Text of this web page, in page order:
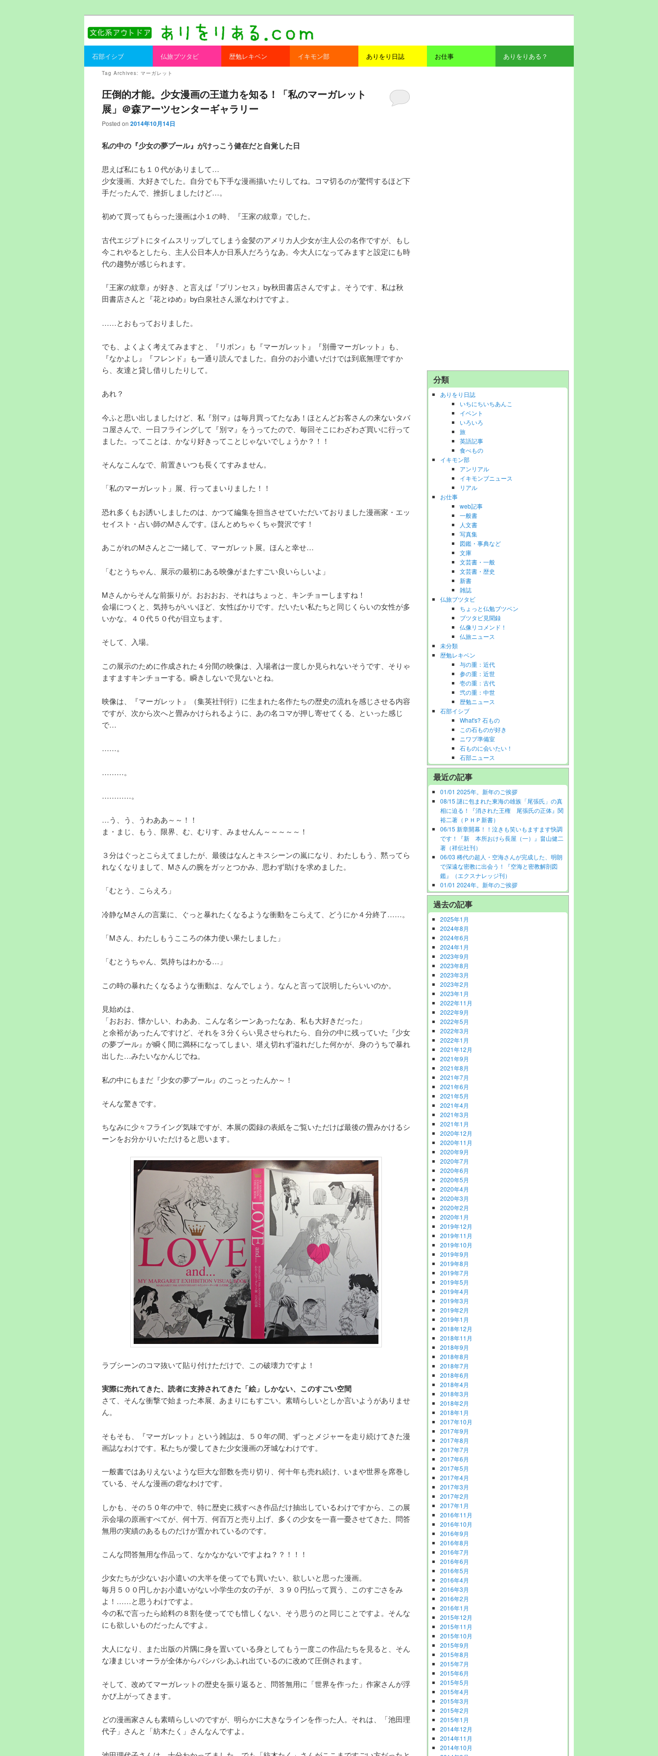
ありをりある.com
書を持ってそとへ出よう。
Main menu
Skip to primary content
Skip to secondary content
石部イシブ 仏旅ブツタビ 歴勉レキベン イキモン部 ありをり日誌 お仕事 ありをりある？
Tag Archives: マーガレット
圧倒的才能。少女漫画の王道力を知る！「私のマーガレット
展」＠森アーツセンターギャラリー
Posted on 2014年10月14日
私の中の『少女の夢プール』がけっこう健在だと自覚した日
思えば私にも１０代がありまして…
少女漫画、大好きでした。自分でも下手な漫画描いたりしてね。コマ切るのが驚愕するほど下
手だったんで、挫折しましたけど…。
初めて買ってもらった漫画は小１の時、『王家の紋章』でした。
古代エジプトにタイムスリップしてしまう金髪のアメリカ人少女が主人公の名作ですが、もし
今これやるとしたら、主人公日本人か日系人だろうなあ。今大人になってみますと設定にも時
代の趨勢が感じられます。
『王家の紋章』が好き、と言えば『プリンセス』by秋田書店さんですよ。そうです、私は秋
田書店さんと『花とゆめ』by白泉社さん派なわけですよ。
……とおもっておりました。
でも、よくよく考えてみますと、『リボン』も『マーガレット』『別冊マーガレット』も、
『なかよし』『フレンド』も一通り読んでました。自分のお小遣いだけでは到底無理ですか
ら、友達と貸し借りしたりして。
あれ？
今ふと思い出しましたけど、私『別マ』は毎月買ってたなあ！ほとんどお客さんの来ないタバ
コ屋さんで、一日フライングして『別マ』をうってたので、毎回そこにわざわざ買いに行って
ました。ってことは、かなり好きってことじゃないでしょうか？！！
そんなこんなで、前置きいつも長くてすみません。
「私のマーガレット」展、行ってまいりました！！
恐れ多くもお誘いしましたのは、かつて編集を担当させていただいておりました漫画家・エッ
セイスト・占い師のMさんです。ほんとめちゃくちゃ贅沢です！
あこがれのMさんとご一緒して、マーガレット展。ほんと幸せ…
「むとうちゃん、展示の最初にある映像がまたすごい良いらしいよ」
Mさんからそんな前振りが。おおおお、それはちょっと、キンチョーしますね！
会場につくと、気持ちがいいほど、女性ばかりです。だいたい私たちと同じくらいの女性が多
いかな。４０代５０代が目立ちます。
そして、入場。
この展示のために作成された４分間の映像は、入場者は一度しか見られないそうです、そりゃ
ますますキンチョーする。瞬きしないで見ないとね。
映像は、『マーガレット』（集英社刊行）に生まれた名作たちの歴史の流れを感じさせる内容
ですが、次から次へと畳みかけられるように、あの名コマが押し寄せてくる、といった感じ
で…
……。
………。
…………。
…う、う、うわああ～～！！
ま・まじ、もう、限界、む、むりす、みませんん～～～～～！
３分はぐっとこらえてましたが、最後はなんとキスシーンの嵐になり、わたしもう、黙ってら
れなくなりまして、Mさんの腕をガッとつかみ、思わず助けを求めました。
「むとう、こらえろ」
冷静なMさんの言葉に、ぐっと暴れたくなるような衝動をこらえて、どうにか４分終了……。
「Mさん、わたしもうこころの体力使い果たしました」
「むとうちゃん、気持ちはわかる…」
この時の暴れたくなるような衝動は、なんでしょう。なんと言って説明したらいいのか。
見始めは、
「おおお、懐かしい、わああ、こんな名シーンあったなあ、私も大好きだった」
と余裕があったんですけど、それを３分くらい見させられたら、自分の中に残っていた『少女
の夢プール』が瞬く間に満杯になってしまい、堪え切れず溢れだした何かが、身のうちで暴れ
出した…みたいなかんじでね。
私の中にもまだ『少女の夢プール』のこっとったんか～！
そんな驚きです。
ちなみに少々フライング気味ですが、本展の図録の表紙をご覧いただけば最後の畳みかけるシ
ーンをお分かりいただけると思います。
ラブシーンのコマ抜いて貼り付けただけで、この破壊力ですよ！
実際に売れてきた、読者に支持されてきた「絵」しかない、このすごい空間
さて、そんな衝撃で始まった本展、あまりにもすごい。素晴らしいとしか言いようがありませ
ん。
そもそも、『マーガレット』という雑誌は、５０年の間、ずっとメジャーを走り続けてきた漫
画誌なわけです。私たちが愛してきた少女漫画の牙城なわけです。
一般書ではありえないような巨大な部数を売り切り、何十年も売れ続け、いまや世界を席巻し
ている、そんな漫画の砦なわけです。
しかも、その５０年の中で、特に歴史に残すべき作品だけ抽出しているわけですから、この展
示会場の原画すべてが、何十万、何百万と売り上げ、多くの少女を一喜一憂させてきた、問答
無用の実績のあるものだけが置かれているのです。
こんな問答無用な作品って、なかなかないですよね？？！！！
少女たちが少ないお小遣いの大半を使ってでも買いたい、欲しいと思った漫画。
毎月５００円しかお小遣いがない小学生の女の子が、３９０円払って買う、このすごさをみ
よ！……と思うわけですよ。
今の私で言ったら給料の８割を使ってでも惜しくない、そう思うのと同じことですよ。そんな
にも欲しいものだったんですよ。
大人になり、また出版の片隅に身を置いている身としてもう一度この作品たちを見ると、そん
な凄まじいオーラが全体からバシバシあふれ出ているのに改めて圧倒されます。
そして、改めてマーガレットの歴史を振り返ると、問答無用に「世界を作った」作家さんが浮
かび上がってきます。
どの漫画家さんも素晴らしいのですが、明らかに大きなラインを作った人。それは、「池田理
代子」さんと「紡木たく」さんなんですよ。
分類
ありをり日誌
いちにちいちあんこ
イベント
いろいろ
旅
英語記事
食べもの
イキモン部
アンリアル
イキモンブニュース
リアル
お仕事
web記事
一般書
人文書
写真集
図鑑・事典など
文庫
文芸書・一般
文芸書・歴史
新書
雑誌
仏旅ブツタビ
ちょっと仏勉ブツベン
ブツタビ見聞録
仏像リコメンド！
仏旅ニュース
未分類
歴勉レキベン
与の重：近代
参の重：近世
壱の重：古代
弐の重：中世
歴勉ニュース
石部イシブ
What's? 石もの
この石ものが好き
ニワブ準備室
石ものに会いたい！
石部ニュース
最近の記事
01/01 2025年。新年のご挨拶
08/15 謎に包まれた東海の雄族「尾張氏」の真
相に迫る！『消された王権 尾張氏の正体』関
裕二著（ＰＨＰ新書）
06/15 新章開幕！！泣きも笑いもますます快調
です！『新 本所おけら長屋（一）』畠山健二
著（祥伝社刊）
06/03 稀代の超人・空海さんが完成した、明朗
で深遠な密教に出会う！『空海と密教解剖図
鑑』（エクスナレッジ刊）
01/01 2024年。新年のご挨拶
過去の記事
2025年1月
2024年8月
2024年6月
2024年1月
2023年9月
2023年8月
2023年3月
2023年2月
2023年1月
2022年11月
2022年9月
2022年5月
2022年3月
2022年1月
2021年12月
2021年9月
2021年8月
2021年7月
2021年6月
2021年5月
2021年4月
2021年3月
2021年1月
2020年12月
2020年11月
2020年9月
2020年7月
2020年6月
2020年5月
2020年4月
2020年3月
2020年2月
2020年1月
2019年12月
2019年11月
2019年10月
2019年9月
2019年8月
2019年7月
2019年5月
2019年4月
2019年3月
2019年2月
2019年1月
2018年12月
2018年11月
2018年9月
2018年8月
2018年7月
2018年6月
2018年4月
2018年3月
2018年2月
2018年1月
2017年10月
2017年9月
2017年8月
2017年7月
2017年6月
2017年5月
2017年4月
2017年3月
2017年2月
2017年1月
2016年11月
2016年10月
2016年9月
2016年8月
2016年7月
2016年6月
2016年5月
2016年4月
2016年3月
2016年2月
2016年1月
2015年12月
2015年11月
2015年10月
2015年9月
2015年8月
2015年7月
2015年6月
2015年5月
2015年4月
2015年3月
2015年2月
2015年1月
2014年12月
2014年11月
2014年10月